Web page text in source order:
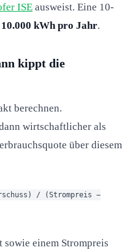
ISE ausweist. Eine 10-
10.000 kWh pro Jahr.
kippt die
berechnen.
wirtschaftlicher als
über diesem
/ (Strompreis −
einem Strompreis